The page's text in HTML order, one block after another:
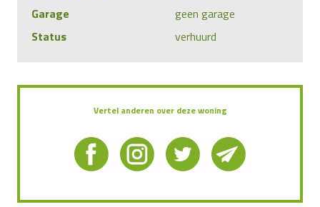
Garage
geen garage
Status
verhuurd
Vertel anderen over deze woning